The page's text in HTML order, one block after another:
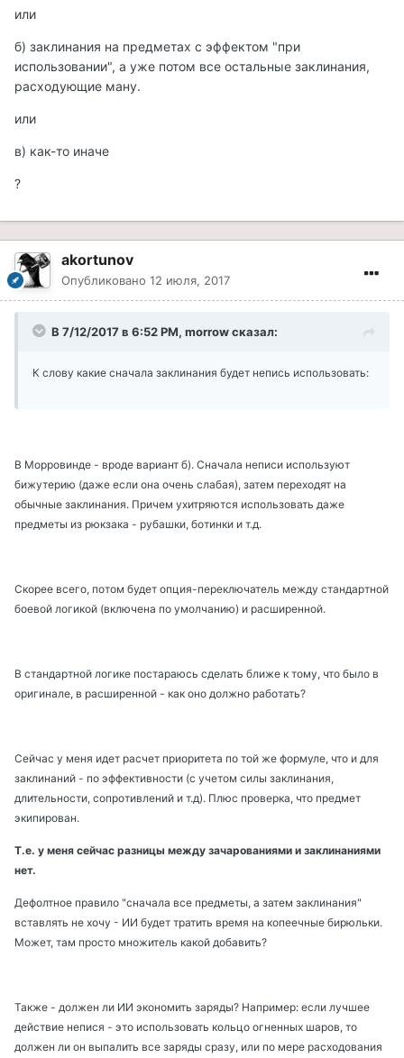
или
б) заклинания на предметах с эффектом "при
использовании", а уже потом все остальные заклинания,
расходующие ману.
или
в) как-то иначе
?
akortunov
Опубликовано 12 июля, 2017
В 7/12/2017 в 6:52 PM, morrow сказал:
К слову какие сначала заклинания будет непись использовать:
В Морровинде - вроде вариант б). Сначала неписи используют
бижутерию (даже если она очень слабая), затем переходят на
обычные заклинания. Причем ухитряются использовать даже
предметы из рюкзака - рубашки, ботинки и т.д.
Скорее всего, потом будет опция-переключатель между стандартной
боевой логикой (включена по умолчанию) и расширенной.
В стандартной логике постараюсь сделать ближе к тому, что было в
оригинале, в расширенной - как оно должно работать?
Сейчас у меня идет расчет приоритета по той же формуле, что и для
заклинаний - по эффективности (с учетом силы заклинания,
длительности, сопротивлений и т.д). Плюс проверка, что предмет
экипирован.
Т.е. у меня сейчас разницы между зачарованиями и заклинаниями
нет.
Дефолтное правило "сначала все предметы, а затем заклинания"
вставлять не хочу - ИИ будет тратить время на копеечные бирюльки.
Может, там просто множитель какой добавить?
Также - должен ли ИИ экономить заряды? Например: если лучшее
действие непися - это использовать кольцо огненных шаров, то
должен ли он выпалить все заряды сразу, или по мере расходования